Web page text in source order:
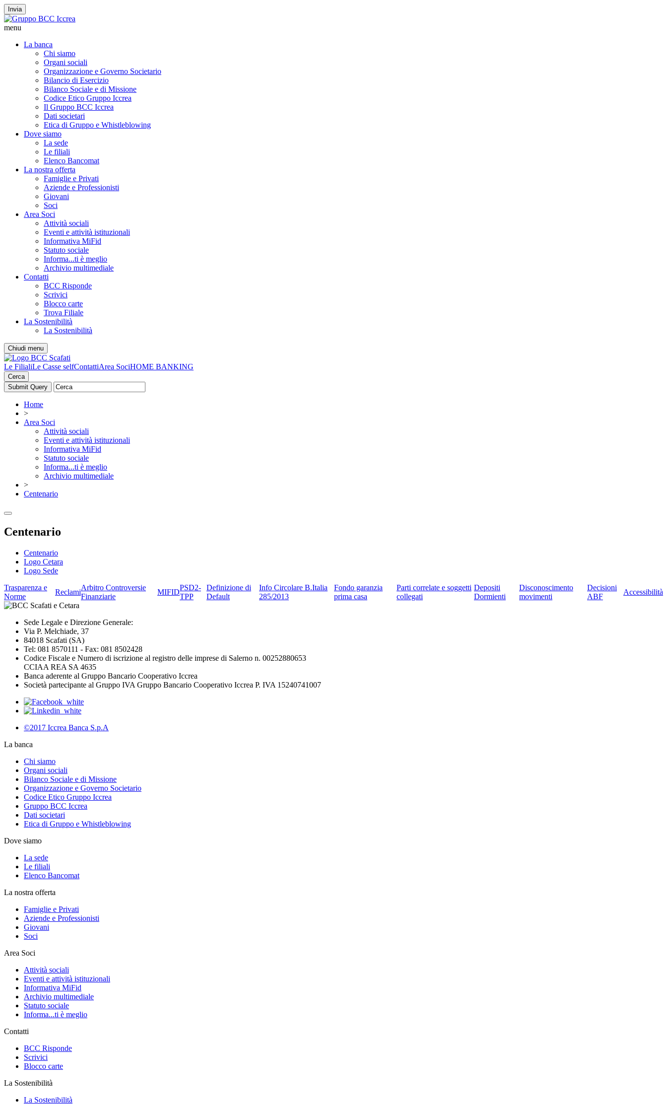
Invia
menu
La banca
Chi siamo
Organi sociali
Organizzazione e Governo Societario
Bilancio di Esercizio
Bilanco Sociale e di Missione
Codice Etico Gruppo Iccrea
Il Gruppo BCC Iccrea
Dati societari
Etica di Gruppo e Whistleblowing
Dove siamo
La sede
Le filiali
Elenco Bancomat
La nostra offerta
Famiglie e Privati
Aziende e Professionisti
Giovani
Soci
Area Soci
Attività sociali
Eventi e attività istituzionali
Informativa MiFid
Statuto sociale
Informa...ti è meglio
Archivio multimediale
Contatti
BCC Risponde
Scrivici
Blocco carte
Trova Filiale
La Sostenibilità
La Sostenibilità
Chiudi menu
Le FilialiLe Casse selfContattiArea SociHOME BANKING
Cerca
Home
>
Area Soci
Attività sociali
Eventi e attività istituzionali
Informativa MiFid
Statuto sociale
Informa...ti è meglio
Archivio multimediale
>
Centenario
Centenario
Centenario
Logo Cetara
Logo Sede
Trasparenza e
Norme
Reclami
Arbitro Controversie
Finanziarie
MIFID
PSD2-
TPP
Definizione di
Default
Info Circolare B.Italia
285/2013
Fondo garanzia
prima casa
Parti correlate e soggetti
collegati
Depositi
Dormienti
Disconoscimento
movimenti
Decisioni
ABF
Accessibilità
Sede Legale e Direzione Generale:
Via P. Melchiade, 37
84018 Scafati (SA)
Tel: 081 8570111 - Fax: 081 8502428
Codice Fiscale e Numero di iscrizione al registro delle imprese di Salerno n. 00252880653
CCIAA REA SA 4635
Banca aderente al Gruppo Bancario Cooperativo Iccrea
Società partecipante al Gruppo IVA Gruppo Bancario Cooperativo Iccrea P. IVA 15240741007
©2017 Iccrea Banca S.p.A
La banca
Chi siamo
Organi sociali
Bilanco Sociale e di Missione
Organizzazione e Governo Societario
Codice Etico Gruppo Iccrea
Gruppo BCC Iccrea
Dati societari
Etica di Gruppo e Whistleblowing
Dove siamo
La sede
Le filiali
Elenco Bancomat
La nostra offerta
Famiglie e Privati
Aziende e Professionisti
Giovani
Soci
Area Soci
Attività sociali
Eventi e attività istituzionali
Informativa MiFid
Archivio multimediale
Statuto sociale
Informa...ti è meglio
Contatti
BCC Risponde
Scrivici
Blocco carte
La Sostenibilità
La Sostenibilità